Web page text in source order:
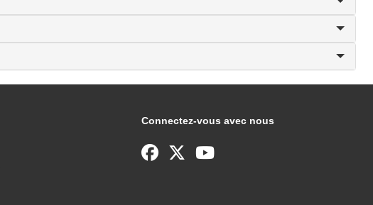
Connectez-vous avec nous